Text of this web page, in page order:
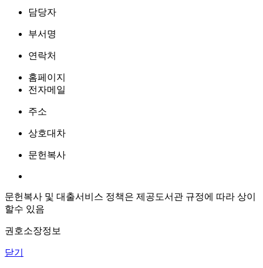
담당자
부서명
연락처
홈페이지
전자메일
주소
상호대차
문헌복사
문헌복사 및 대출서비스 정책은 제공도서관 규정에 따라 상이
할수 있음
권호소장정보
닫기